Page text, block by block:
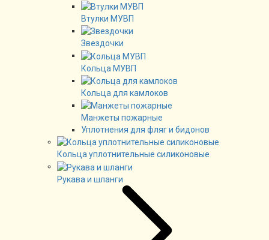
Втулки МУВП
Звездочки
Кольца МУВП
Кольца для камлоков
Манжеты пожарные
Уплотнения для фляг и бидонов
Кольца уплотнительные силиконовые
Рукава и шланги